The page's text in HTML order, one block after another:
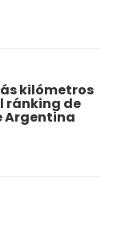
kilómetros
ránking de
Argentina